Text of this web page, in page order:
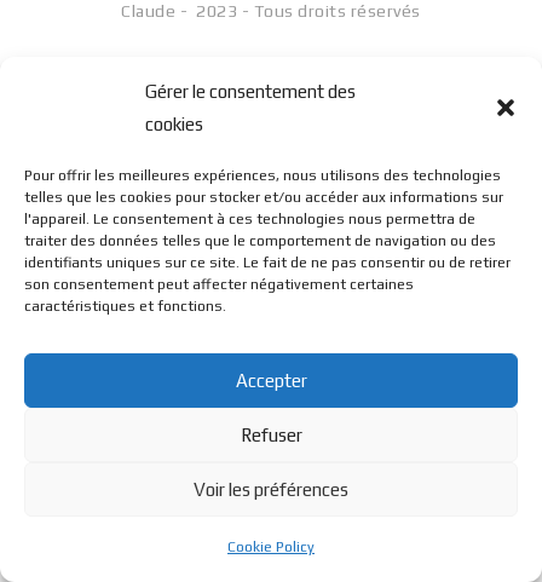
Gérer le consentement des
cookies
Pour offrir les meilleures expériences, nous utilisons des technologies
telles que les cookies pour stocker et/ou accéder aux informations sur
l'appareil. Le consentement à ces technologies nous permettra de
traiter des données telles que le comportement de navigation ou des
identifiants uniques sur ce site. Le fait de ne pas consentir ou de retirer
son consentement peut affecter négativement certaines
caractéristiques et fonctions.
Accepter
Refuser
Voir les préférences
Cookie Policy
Claude - 2023 - Tous droits réservés